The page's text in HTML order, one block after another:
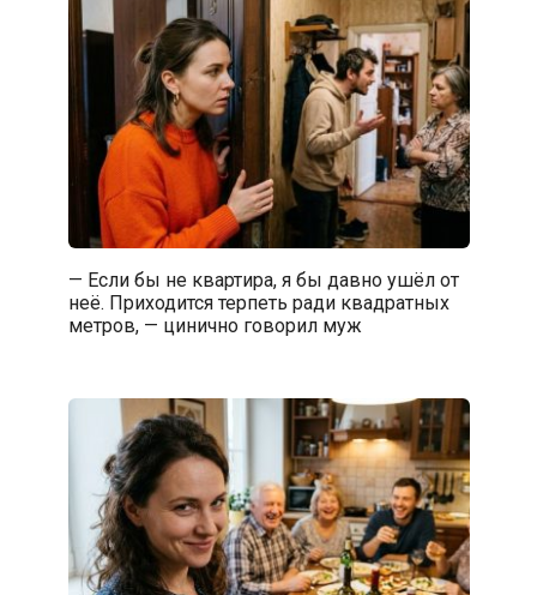
— Если бы не квартира, я бы давно ушёл от
неё. Приходится терпеть ради квадратных
метров, — цинично говорил муж